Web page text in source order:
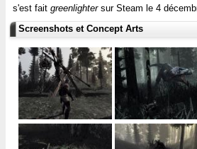
s'est fait greenlightersur Steam le 4
Screenshots et Concept Arts